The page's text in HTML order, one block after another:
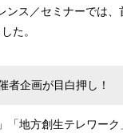
ンス／セミナーでは
た。
者企画が目白押し！
地方創生テレワーク